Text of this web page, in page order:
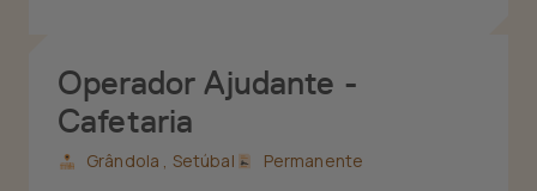
Operador Ajudante -
Cafetaria
Grândola , Setúbal Permanente